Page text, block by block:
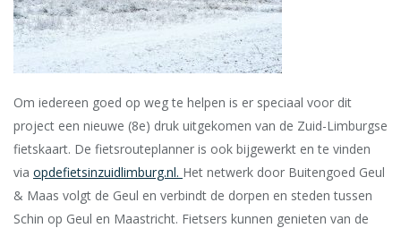
Om iedereen goed op weg te helpen is er speciaal voor dit
project een nieuwe (8e) druk uitgekomen van de Zuid-Limburgse
fietskaart. De fietsrouteplanner is ook bijgewerkt en te vinden
via opdefietsinzuidlimburg.nl. Het netwerk door Buitengoed Geul
& Maas volgt de Geul en verbindt de dorpen en steden tussen
Schin op Geul en Maastricht. Fietsers kunnen genieten van de